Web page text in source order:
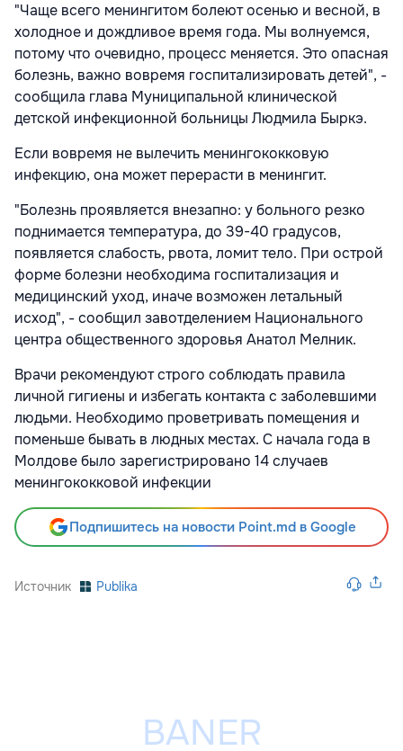
"Чаще всего менингитом болеют осенью и весной, в
холодное и дождливое время года. Мы волнуемся,
потому что очевидно, процесс меняется. Это опасная
болезнь, важно вовремя госпитализировать детей", -
сообщила глава Муниципальной клинической
детской инфекционной больницы Людмила Быркэ.
Если вовремя не вылечить менингококковую
инфекцию, она может перерасти в менингит.
"Болезнь проявляется внезапно: у больного резко
поднимается температура, до 39-40 градусов,
появляется слабость, рвота, ломит тело. При острой
форме болезни необходима госпитализация и
медицинский уход, иначе возможен летальный
исход", - сообщил завотделением Национального
центра общественного здоровья Анатол Мелник.
Врачи рекомендуют строго соблюдать правила
личной гигиены и избегать контакта с заболевшими
людьми. Необходимо проветривать помещения и
поменьше бывать в людных местах. С начала года в
Молдове было зарегистрировано 14 случаев
менингококковой инфекции
Подпишитесь на новости Point.md в Google
Источник Publika